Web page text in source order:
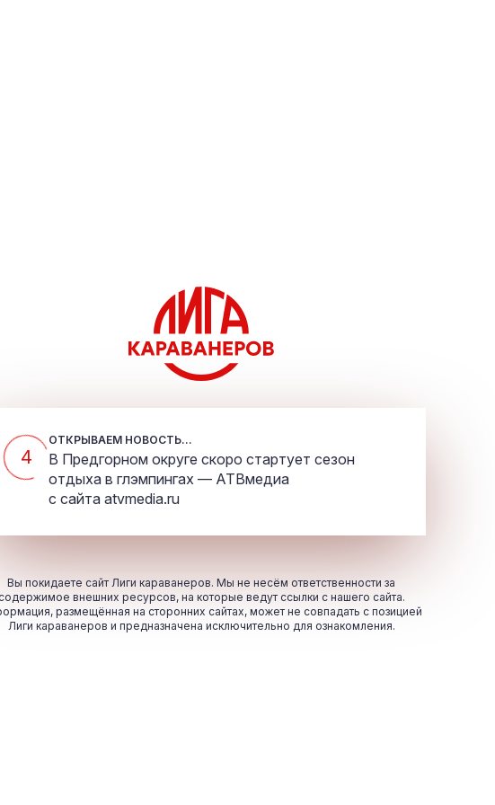
4
ОТКРЫВАЕМ НОВОСТЬ...
В Предгорном округе скоро стартует сезон
отдыха в глэмпингах — АТВмедиа
с сайта atvmedia.ru
Вы покидаете сайт Лиги караванеров. Мы не несём ответственности за
внешних ресурсов, на которые ведут ссылки с нашего сайта.
размещённая на сторонних сайтах, может не совпадать с позицией
Лиги караванеров и предназначена исключительно для ознакомления.